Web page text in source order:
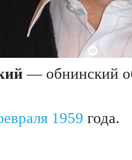
— обнинский
1959 года.